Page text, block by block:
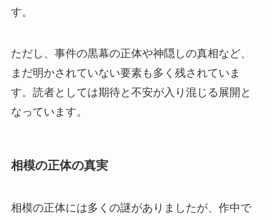
す。
ただし、事件の黒幕の正体や神隠しの真相など、
まだ明かされていない要素も多く残されていま
す。読者としては期待と不安が入り混じる展開と
なっています。
相模の正体の真実
相模の正体には多くの謎がありましたが、作中で